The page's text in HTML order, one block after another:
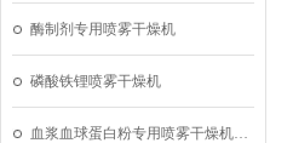
酶制剂专用喷雾干燥机
磷酸铁锂喷雾干燥机
血浆血球蛋白粉专用喷雾干燥机…